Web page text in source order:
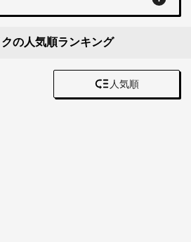
の人気順ランキング
人気順